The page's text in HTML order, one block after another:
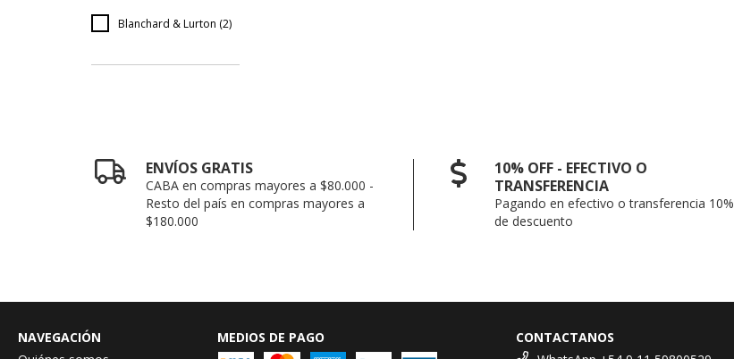
Blanchard & Lurton (2)
ENVÍOS GRATIS
CABA en compras mayores a $80.000 -
Resto del país en compras mayores a
$180.000
10% OFF - EFECTIVO O
TRANSFERENCIA
Pagando en efectivo o transferencia 10%
de descuento
NAVEGACIÓN
MEDIOS DE PAGO
CONTACTANOS